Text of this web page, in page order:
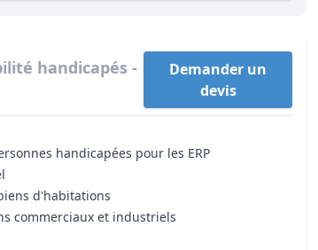
handicapés -
Demander un
devis
handicapées pour les ERP
d'habitations
commerciaux et industriels